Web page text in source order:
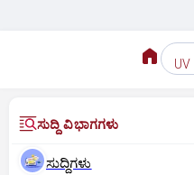
UV
ಸುದ್ದಿ ವಿಭಾಗಗಳು
ಸುದ್ದಿಗಳು